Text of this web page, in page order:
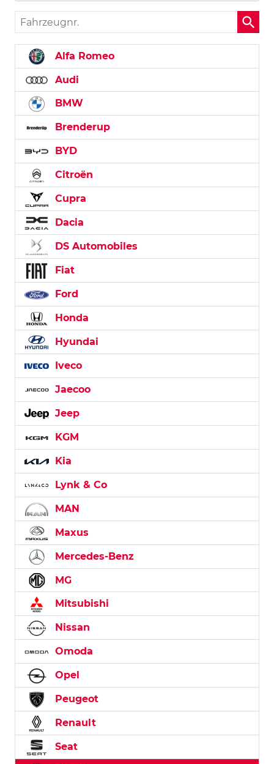
Fahrzeugnr.
Alfa Romeo
Audi
BMW
Brenderup
BYD
Citroën
Cupra
Dacia
DS Automobiles
Fiat
Ford
Honda
Hyundai
Iveco
Jaecoo
Jeep
KGM
Kia
Lynk & Co
MAN
Maxus
Mercedes-Benz
MG
Mitsubishi
Nissan
Omoda
Opel
Peugeot
Renault
Seat